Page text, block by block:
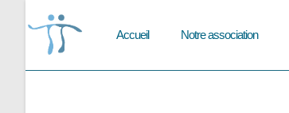
Accueil Notre association